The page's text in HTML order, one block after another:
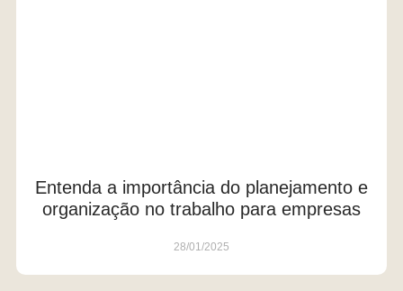
Entenda a importância do planejamento e
organização no trabalho para empresas
28/01/2025